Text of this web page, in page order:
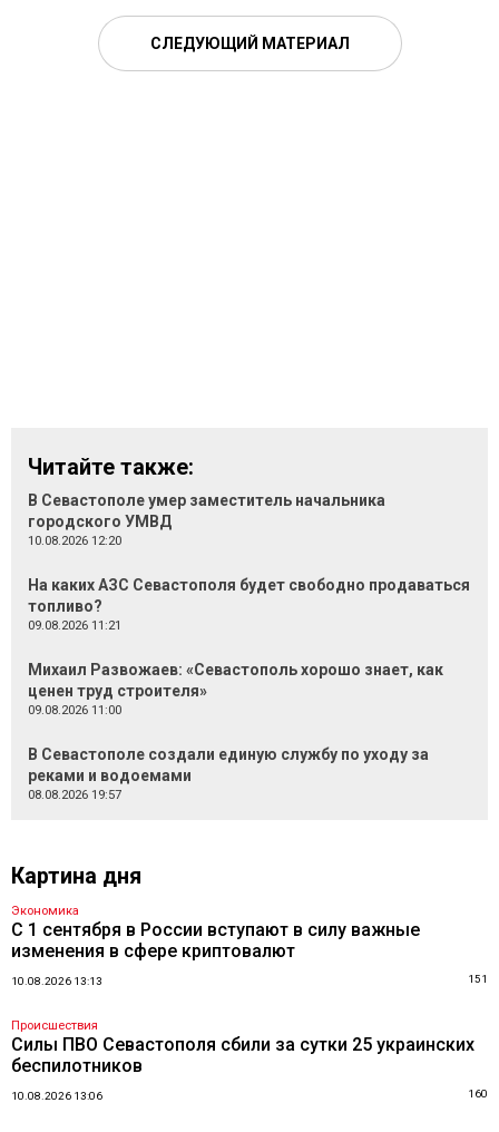
СЛЕДУЮЩИЙ МАТЕРИАЛ
Читайте также:
В Севастополе умер заместитель начальника
городского УМВД
10.08.2026 12:20
На каких АЗС Севастополя будет свободно продаваться
топливо?
09.08.2026 11:21
Михаил Развожаев: «Севастополь хорошо знает, как
ценен труд строителя»
09.08.2026 11:00
В Севастополе создали единую службу по уходу за
реками и водоемами
08.08.2026 19:57
Картина дня
Экономика
С 1 сентября в России вступают в силу важные
изменения в сфере криптовалют
10.08.2026 13:13 151
Происшествия
Силы ПВО Севастополя сбили за сутки 25 украинских
беспилотников
10.08.2026 13:06 160